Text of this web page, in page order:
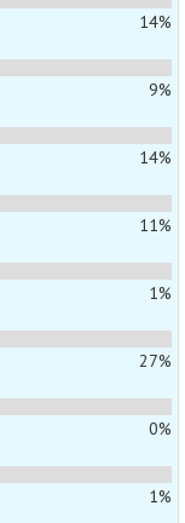
14%
9%
14%
11%
1%
27%
0%
1%